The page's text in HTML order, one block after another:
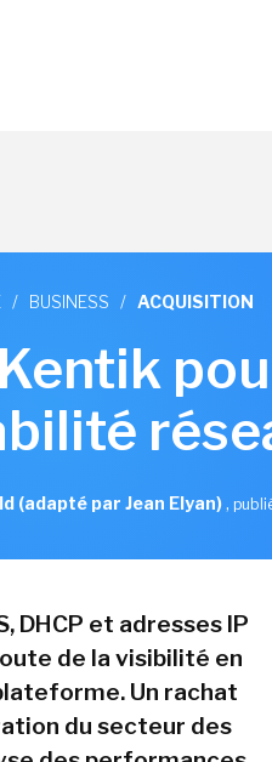
/ BUSINESS / ACQUISITION
(adapté par Jean Elyan),
DHCP et adresses IP
de la visibilité en
Un rachat
du secteur des